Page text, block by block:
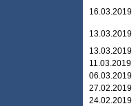
16.03.2019
13.03.2019
13.03.2019
11.03.2019
06.03.2019
27.02.2019
24.02.2019